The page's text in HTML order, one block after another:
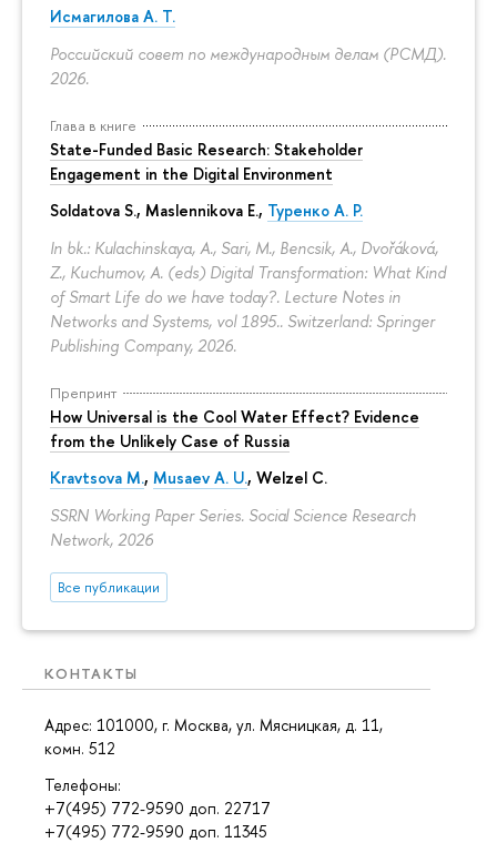
Исмагилова А. Т.
Российский совет по международным делам (РСМД).
2026.
Глава в книге
State-Funded Basic Research: Stakeholder
Engagement in the Digital Environment
Soldatova S., Maslennikova E., Туренко А. Р.
In bk.: Kulachinskaya, A., Sari, M., Bencsik, A., Dvořáková,
Z., Kuchumov, A. (eds) Digital Transformation: What Kind
of Smart Life do we have today?. Lecture Notes in
Networks and Systems, vol 1895.. Switzerland: Springer
Publishing Company, 2026.
Препринт
How Universal is the Cool Water Effect? Evidence
from the Unlikely Case of Russia
Kravtsova M., Musaev A. U., Welzel C.
SSRN Working Paper Series. Social Science Research
Network, 2026
Все публикации
КОНТАКТЫ
Адрес: 101000, г. Москва, ул. Мясницкая, д. 11,
комн. 512
Телефоны:
+7(495) 772-9590 доп. 22717
+7(495) 772-9590 доп. 11345